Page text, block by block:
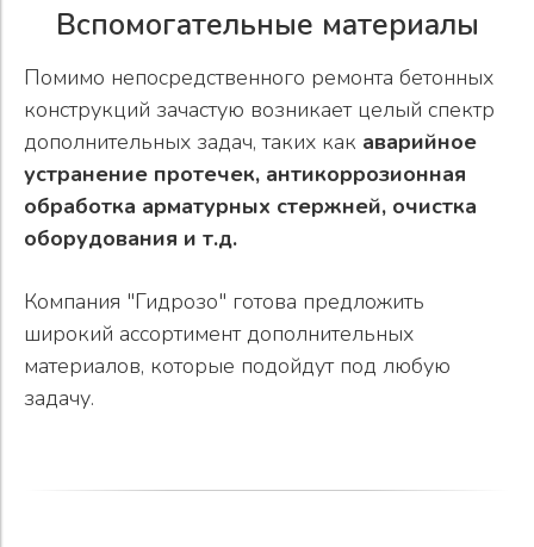
Вспомогательные материалы
Помимо непосредственного ремонта бетонных
конструкций зачастую возникает целый спектр
дополнительных задач, таких как аварийное
устранение протечек, антикоррозионная
обработка арматурных стержней, очистка
оборудования и т.д.
Компания "Гидрозо" готова предложить
широкий ассортимент дополнительных
материалов, которые подойдут под любую
задачу.